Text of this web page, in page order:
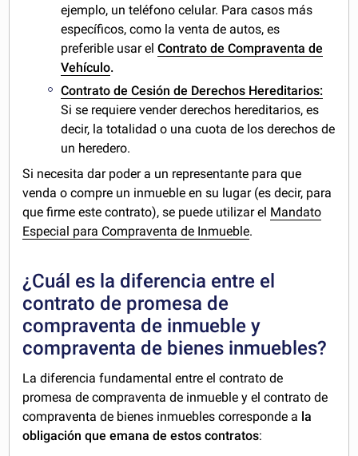
ejemplo, un teléfono celular. Para casos más
específicos, como la venta de autos, es
preferible usar elContrato de Compraventa de
Vehículo.
Contrato de Cesión de Derechos Hereditarios:
Si se requiere vender derechos hereditarios, es
decir, la totalidad o una cuota de los derechos de
un heredero.
Si necesita dar poder a un representante para que
venda o compre un inmueble en su lugar (es decir, para
que firme este contrato), se puede utilizar el Mandato
Especial para Compraventa de Inmueble.
¿Cuál es la diferencia entre el
contrato de promesa de
compraventa de inmueble y
compraventa de bienes inmuebles?
La diferencia fundamental entre el contrato de
promesa de compraventa de inmueble y el contrato de
compraventa de bienes inmuebles corresponde a la
obligación que emana de estos contratos: